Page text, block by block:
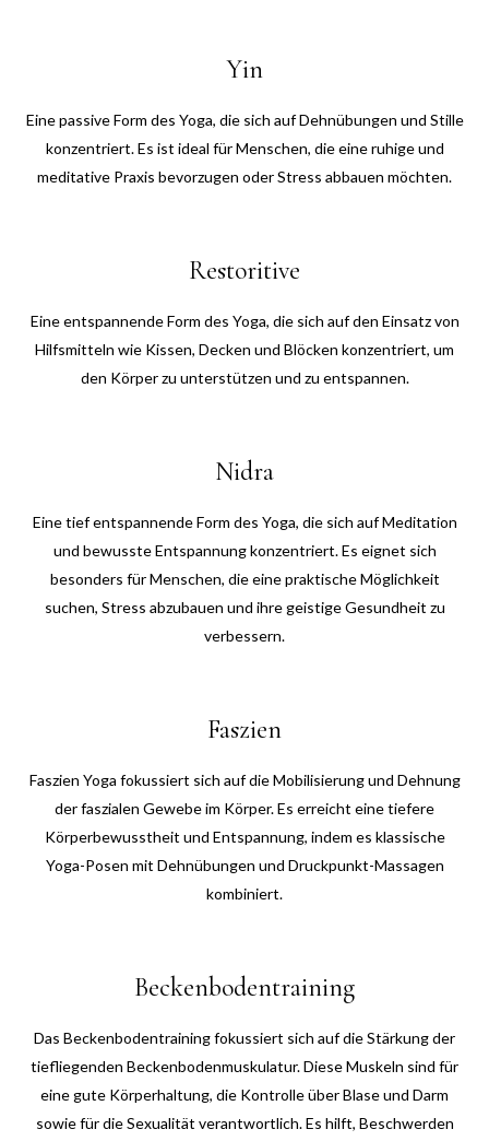
Yin
Eine passive Form des Yoga, die sich auf Dehnübungen und Stille
konzentriert. Es ist ideal für Menschen, die eine ruhige und
meditative Praxis bevorzugen oder Stress abbauen möchten.
Restoritive
Eine entspannende Form des Yoga, die sich auf den Einsatz von
Hilfsmitteln wie Kissen, Decken und Blöcken konzentriert, um
den Körper zu unterstützen und zu entspannen.
Nidra
Eine tief entspannende Form des Yoga, die sich auf Meditation
und bewusste Entspannung konzentriert. Es eignet sich
besonders für Menschen, die eine praktische Möglichkeit
suchen, Stress abzubauen und ihre geistige Gesundheit zu
verbessern.
Faszien
Faszien Yoga fokussiert sich auf die Mobilisierung und Dehnung
der faszialen Gewebe im Körper. Es erreicht eine tiefere
Körperbewusstheit und Entspannung, indem es klassische
Yoga-Posen mit Dehnübungen und Druckpunkt-Massagen
kombiniert.
Beckenbodentraining
Das Beckenbodentraining fokussiert sich auf die Stärkung der
tiefliegenden Beckenbodenmuskulatur. Diese Muskeln sind für
eine gute Körperhaltung, die Kontrolle über Blase und Darm
sowie für die Sexualität verantwortlich. Es hilft, Beschwerden